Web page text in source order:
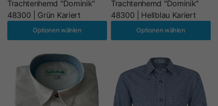
Trachtenhemd "Dominik"
48300 | Grün Kariert
Optionen wählen
Trachtenhemd "Dominik"
48300 | Hellblau Kariert
Optionen wählen